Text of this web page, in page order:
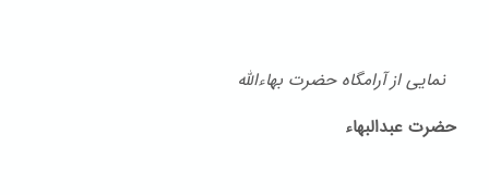
نمایی از آرامگاه حضرت بهاءالله
حضرت عبدالبهاء